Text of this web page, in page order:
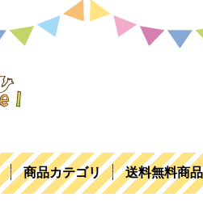
商品カテゴリ 送料無料商品